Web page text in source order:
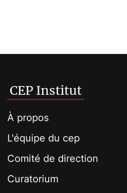
CEP Institut
À propos
L'équipe du cep
Comité de direction
Curatorium